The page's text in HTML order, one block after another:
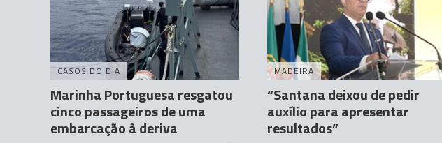
CASOS DO DIA
Marinha Portuguesa resgatou
cinco passageiros de uma
embarcação à deriva
MADEIRA
“Santana deixou de pedir
auxílio para apresentar
resultados”